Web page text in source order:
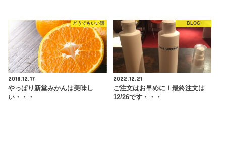
どうでもいい話
2018.12.17
やっぱり新堂みかんは美味し
い・・・
BLOG
2022.12.21
ご注文はお早めに！最終注文は
12/26です・・・